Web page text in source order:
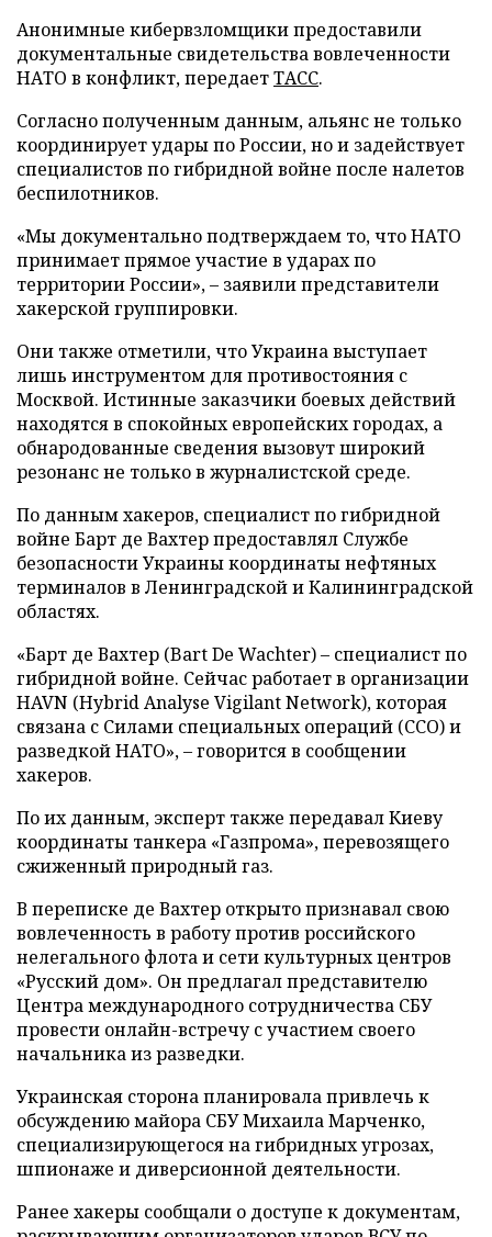
Анонимные кибервзломщики предоставили
документальные свидетельства вовлеченности
НАТО в конфликт, передаетТАСС.
Согласно полученным данным, альянс не только
координирует удары по России, но и задействует
специалистов по гибридной войне после налетов
беспилотников.
«Мы документально подтверждаем то, что НАТО
принимает прямое участие в ударах по
территории России», – заявили представители
хакерской группировки.
Они также отметили, что Украина выступает
лишь инструментом для противостояния с
Москвой. Истинные заказчики боевых действий
находятся в спокойных европейских городах, а
обнародованные сведения вызовут широкий
резонанс не только в журналистской среде.
По данным хакеров, специалист по гибридной
войне Барт де Вахтер предоставлял Службе
безопасности Украины координаты нефтяных
терминалов в Ленинградской и Калининградской
областях.
«Барт де Вахтер (Bart De Wachter) – специалист по
гибридной войне. Сейчас работает в организации
HAVN (Hybrid Analyse Vigilant Network), которая
связана с Силами специальных операций (ССО) и
разведкой НАТО», – говорится в сообщении
хакеров.
По их данным, эксперт также передавал Киеву
координаты танкера «Газпрома», перевозящего
сжиженный природный газ.
В переписке де Вахтер открыто признавал свою
вовлеченность в работу против российского
нелегального флота и сети культурных центров
«Русский дом». Он предлагал представителю
Центра международного сотрудничества СБУ
провести онлайн-встречу с участием своего
начальника из разведки.
Украинская сторона планировала привлечь к
обсуждению майора СБУ Михаила Марченко,
специализирующегося на гибридных угрозах,
шпионаже и диверсионной деятельности.
Ранее хакеры сообщали о доступе к документам,